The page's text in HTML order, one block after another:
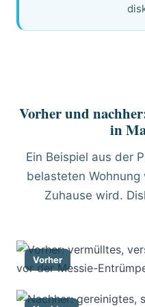
Vorher und
in
Ein Beispiel aus der
belasteten
Zuhause wird.
Vorher